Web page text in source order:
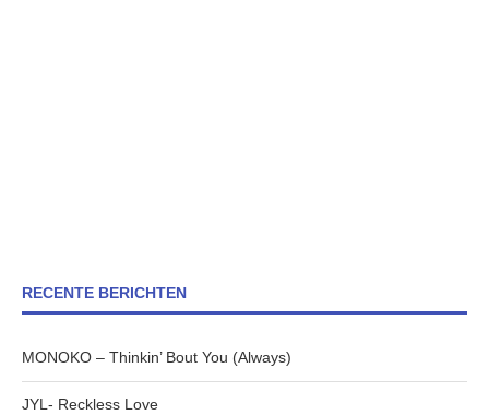
RECENTE BERICHTEN
MONOKO – Thinkin’ Bout You (Always)
JYL- Reckless Love